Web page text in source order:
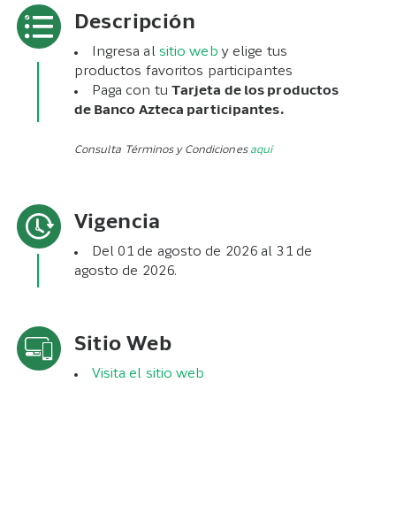
Descripción
Ingresa al sitio web y elige tus
productos favoritos participantes
Paga con tu Tarjeta de los productos
de Banco Azteca participantes.
Consulta Términos y Condiciones aquí
Vigencia
Del 01 de agosto de 2026 al 31 de
agosto de 2026.
Sitio Web
Visita el sitio web